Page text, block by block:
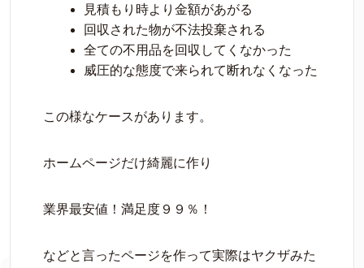
見積もり時より金額があがる
回収された物が不法投棄される
全ての不用品を回収してくなかった
威圧的な態度で来られて断れなくなった
この様なケースがあります。
ホームページだけ綺麗に作り
業界最安値！満足度９９％！
などと言ったページを作って実際はヤクザみた